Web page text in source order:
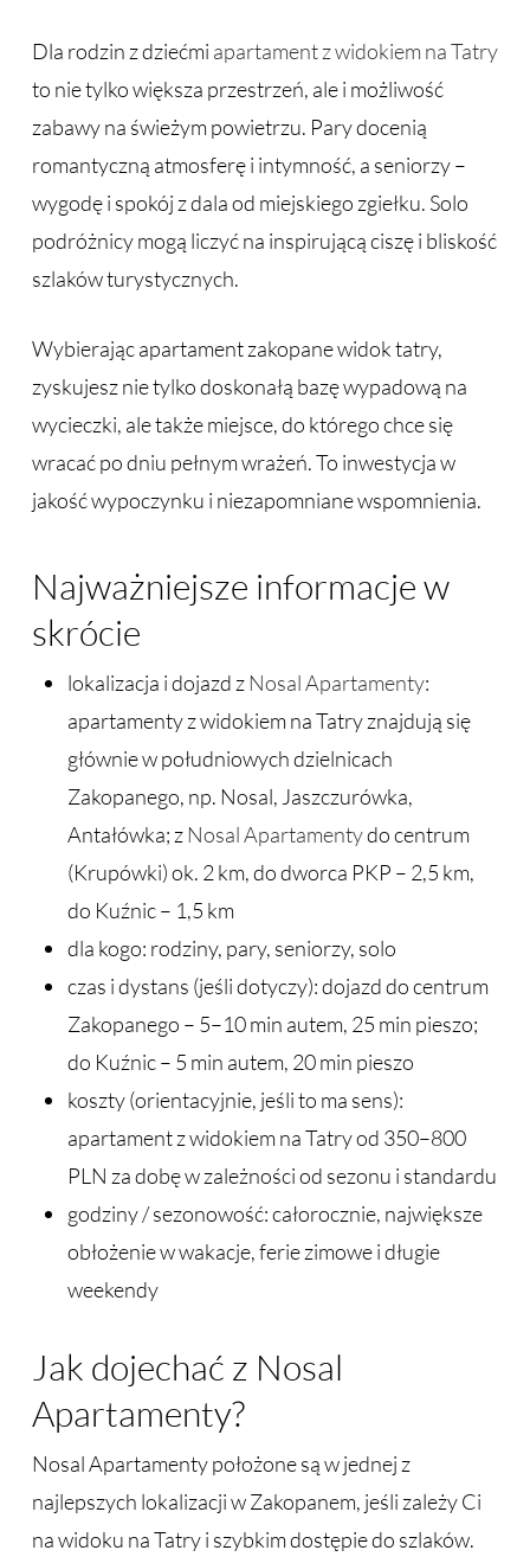
Dla rodzin z dziećmi apartament z widokiem na Tatry
to nie tylko większa przestrzeń, ale i możliwość
zabawy na świeżym powietrzu. Pary docenią
romantyczną atmosferę i intymność, a seniorzy –
wygodę i spokój z dala od miejskiego zgiełku. Solo
podróżnicy mogą liczyć na inspirującą ciszę i bliskość
szlaków turystycznych.
Wybierając apartament zakopane widok tatry,
zyskujesz nie tylko doskonałą bazę wypadową na
wycieczki, ale także miejsce, do którego chce się
wracać po dniu pełnym wrażeń. To inwestycja w
jakość wypoczynku i niezapomniane wspomnienia.
Najważniejsze informacje w
skrócie
lokalizacja i dojazd z Nosal Apartamenty:
apartamenty z widokiem na Tatry znajdują się
głównie w południowych dzielnicach
Zakopanego, np. Nosal, Jaszczurówka,
Antałówka; z Nosal Apartamentydo centrum
(Krupówki) ok. 2 km, do dworca PKP – 2,5 km,
do Kuźnic – 1,5 km
dla kogo: rodziny, pary, seniorzy, solo
czas i dystans (jeśli dotyczy): dojazd do centrum
Zakopanego – 5–10 min autem, 25 min pieszo;
do Kuźnic – 5 min autem, 20 min pieszo
koszty (orientacyjnie, jeśli to ma sens):
apartament z widokiem na Tatry od 350–800
PLN za dobę w zależności od sezonu i standardu
godziny / sezonowość: całorocznie, największe
obłożenie w wakacje, ferie zimowe i długie
weekendy
Jak dojechać z Nosal
Apartamenty?
Nosal Apartamenty położone są w jednej z
najlepszych lokalizacji w Zakopanem, jeśli zależy Ci
na widoku na Tatry i szybkim dostępie do szlaków.